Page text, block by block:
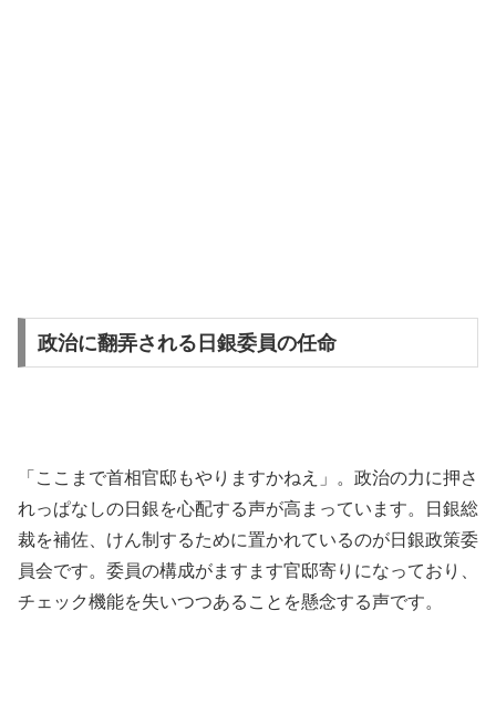
政治に翻弄される日銀委員の任命
「ここまで首相官邸もやりますかねえ」。政治の力に押さ
れっぱなしの日銀を心配する声が高まっています。日銀総
裁を補佐、けん制するために置かれているのが日銀政策委
員会です。委員の構成がますます官邸寄りになっており、
チェック機能を失いつつあることを懸念する声です。